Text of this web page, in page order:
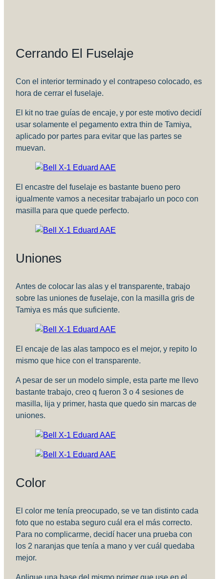
Cerrando El Fuselaje
Con el interior terminado y el contrapeso colocado, es
hora de cerrar el fuselaje.
El kit no trae guías de encaje, y por este motivo decidí
usar solamente el pegamento extra thin de Tamiya,
aplicado por partes para evitar que las partes se
muevan.
El encastre del fuselaje es bastante bueno pero
igualmente vamos a necesitar trabajarlo un poco con
masilla para que quede perfecto.
Uniones
Antes de colocar las alas y el transparente, trabajo
sobre las uniones de fuselaje, con la masilla gris de
Tamiya es más que suficiente.
El encaje de las alas tampoco es el mejor, y repito lo
mismo que hice con el transparente.
A pesar de ser un modelo simple, esta parte me llevo
bastante trabajo, creo q fueron 3 o 4 sesiones de
masilla, lija y primer, hasta que quedo sin marcas de
uniones.
Color
El color me tenía preocupado, se ve tan distinto cada
foto que no estaba seguro cuál era el más correcto.
Para no complicarme, decidí hacer una prueba con
los 2 naranjas que tenía a mano y ver cuál quedaba
mejor.